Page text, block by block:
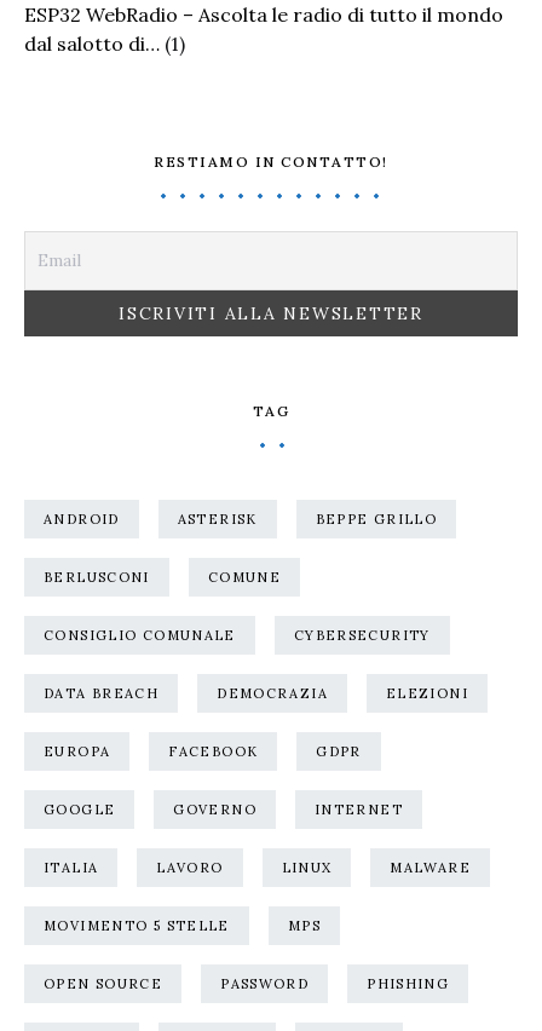
ESP32 WebRadio – Ascolta le radio di tutto il mondo
dal salotto di… (1)
RESTIAMO IN CONTATTO!
TAG
ANDROID ASTERISK BEPPE GRILLO
BERLUSCONI COMUNE
CONSIGLIO COMUNALE CYBERSECURITY
DATA BREACH DEMOCRAZIA ELEZIONI
EUROPA FACEBOOK GDPR
GOOGLE GOVERNO INTERNET
ITALIA LAVORO LINUX MALWARE
MOVIMENTO 5 STELLE MPS
OPEN SOURCE PASSWORD PHISHING